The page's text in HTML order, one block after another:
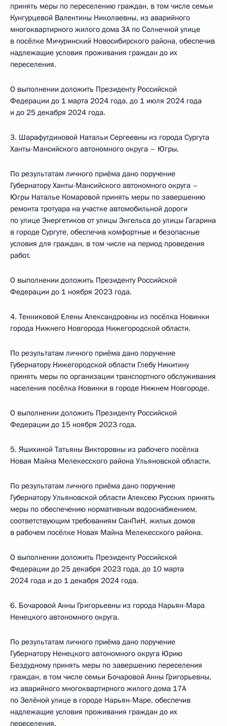
принять меры по переселению граждан, в том числе семьи
Кунгурцевой Валентины Николаевны, из аварийного
многоквартирного жилого дома 3А по Солнечной улице
в посёлке Мичуринский Новосибирского района, обеспечив
надлежащие условия проживания граждан до их
переселения.
О выполнении доложить Президенту Российской
Федерации до 1 марта 2024 года, до 1 июля 2024 года
и до 25 декабря 2024 года.
3. Шарафутдиновой Натальи Сергеевны из города Сургута
Ханты-Мансийского автономного округа – Югры.
По результатам личного приёма дано поручение
Губернатору Ханты-Мансийского автономного округа –
Югры Наталье Комаровой принять меры по завершению
ремонта тротуара на участке автомобильной дороги
по улице Энергетиков от улицы Энгельса до улицы Гагарина
в городе Сургуте, обеспечив комфортные и безопасные
условия для граждан, в том числе на период проведения
работ.
О выполнении доложить Президенту Российской
Федерации до 1 ноября 2023 года.
4. Тенниковой Елены Александровны из посёлка Новинки
города Нижнего Новгорода Нижегородской области.
По результатам личного приёма дано поручение
Губернатору Нижегородской области Глебу Никитину
принять меры по организации транспортного обслуживания
населения посёлка Новинки в городе Нижнем Новгороде.
О выполнении доложить Президенту Российской
Федерации до 15 ноября 2023 года.
5. Яшихиной Татьяны Викторовны из рабочего посёлка
Новая Майна Мелекесского района Ульяновской области.
По результатам личного приёма дано поручение
Губернатору Ульяновской области Алексею Русских принять
меры по обеспечению нормативным водоснабжением,
соответствующим требованиям СанПиН, жилых домов
в рабочем посёлке Новая Майна Мелекесского района.
О выполнении доложить Президенту Российской
Федерации до 25 декабря 2023 года, до 10 марта
2024 года и до 1 декабря 2024 года.
6. Бочаровой Анны Григорьевны из города Нарьян-Мара
Ненецкого автономного округа.
По результатам личного приёма дано поручение
Губернатору Ненецкого автономного округа Юрию
Бездудному принять меры по завершению переселения
граждан, в том числе семьи Бочаровой Анны Григорьевны,
из аварийного многоквартирного жилого дома 17А
по Зелёной улице в городе Нарьян-Маре, обеспечив
надлежащие условия проживания граждан до их
переселения.